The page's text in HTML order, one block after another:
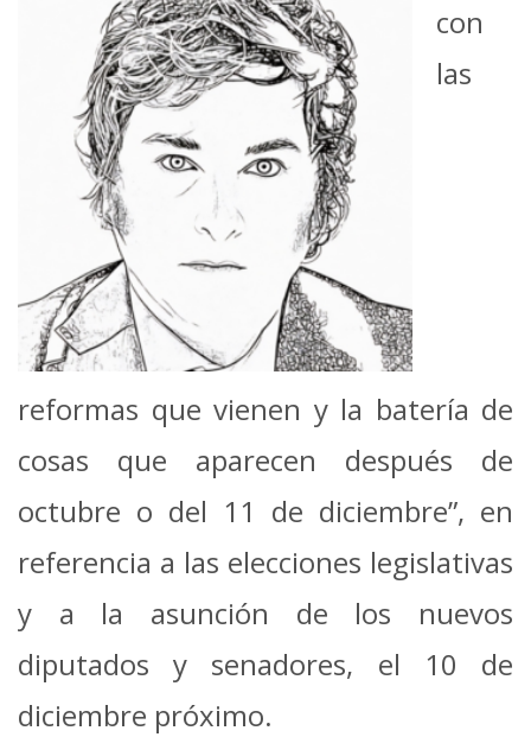
con
las
reformas que vienen y la batería de
cosas que aparecen después de
octubre o del 11 de diciembre”, en
referencia a las elecciones legislativas
y a la asunción de los nuevos
diputados y senadores, el 10 de
diciembre próximo.